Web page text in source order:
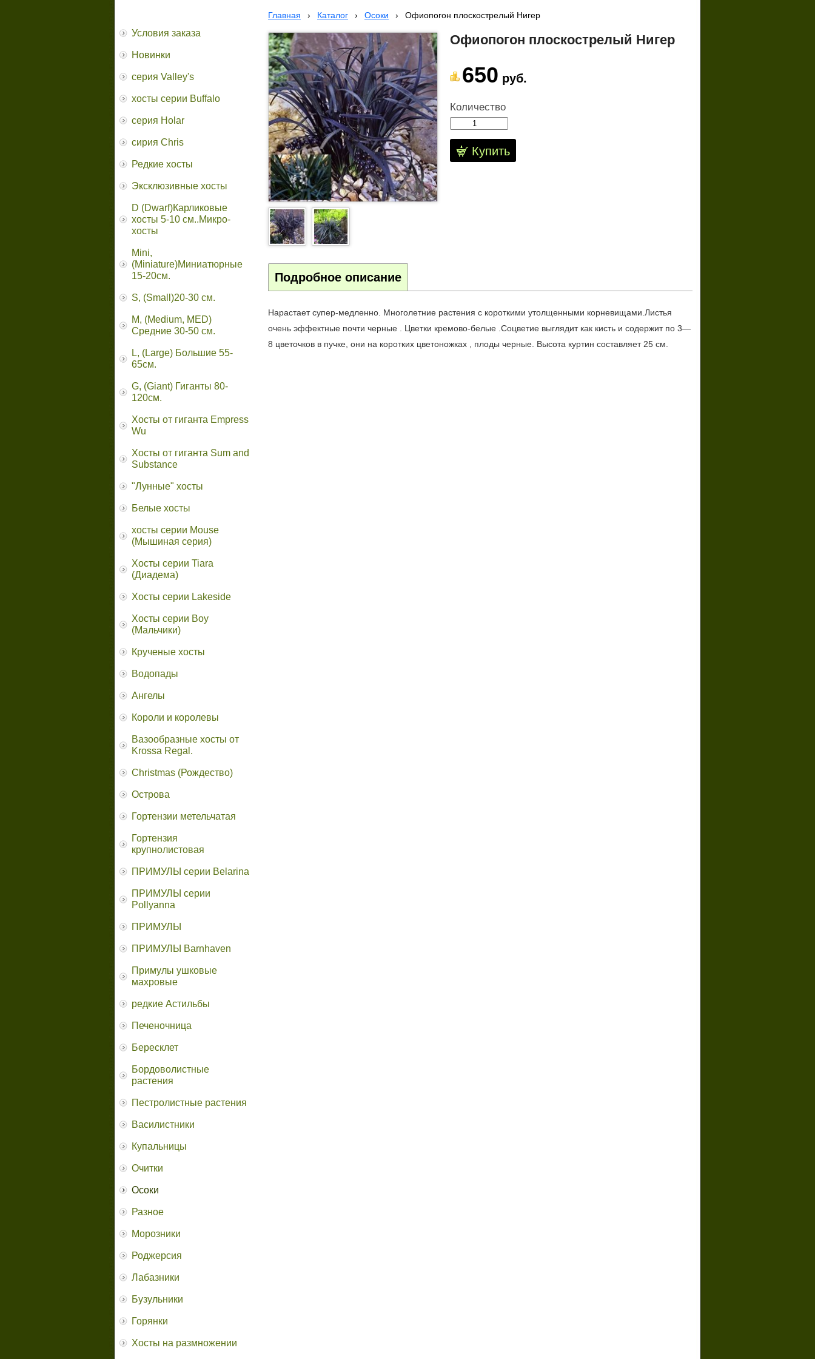
Условия заказа
Новинки
серия Valley's
хосты серии Buffalo
серия Holar
сирия Chris
Редкие хосты
Эксклюзивные хосты
D (Dwarf)Карликовые
хосты 5-10 см..Микро-
хосты
Mini,
(Miniature)Миниатюрные
15-20см.
S, (Small)20-30 см.
M, (Medium, MED)
Средние 30-50 см.
L, (Large) Большие 55-
65cм.
G, (Giant) Гиганты 80-
120см.
Хосты от гиганта Empress
Wu
Хосты от гиганта Sum and
Substance
"Лунные" хосты
Белые хосты
хосты серии Mouse
(Мышиная серия)
Хосты серии Tiara
(Диадема)
Хосты серии Lakeside
Хосты серии Boy
(Мальчики)
Крученые хосты
Водопады
Ангелы
Короли и королевы
Вазообразные хосты от
Krossa Regal.
Christmas (Рождество)
Острова
Гортензии метельчатая
Гортензия
крупнолистовая
ПРИМУЛЫ серии Belarina
ПРИМУЛЫ серии
Pollyanna
ПРИМУЛЫ
ПРИМУЛЫ Barnhaven
Примулы ушковые
махровые
редкие Астильбы
Печеночница
Бересклет
Бордоволистные
растения
Пестролистные растения
Василистники
Купальницы
Очитки
Осоки
Разное
Морозники
Роджерсия
Лабазники
Бузульники
Горянки
Хосты на размножении
Главная › Каталог › Осоки › Офиопогон плоскострелый Нигер
Офиопогон плоскострелый Нигер
650 руб.
Количество
Купить
Подробное описание
Нарастает супер-медленно. Многолетние растения с короткими утолщенными корневищами.Листья
очень эффектные почти черные . Цветки кремово-белые .Соцветие выглядит как кисть и содержит по 3—
8 цветочков в пучке, они на коротких цветоножках , плоды черные. Высота куртин составляет 25 см.